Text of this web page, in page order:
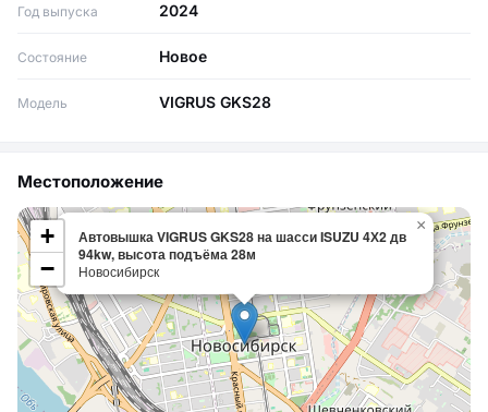
Год выпуска 2024
Состояние Новое
Модель VIGRUS GKS28
Местоположение
Автовышка VIGRUS GKS28 на шасси ISUZU 4Х2 дв
94kw, высота подъёма 28м
Новосибирск
×
+
−